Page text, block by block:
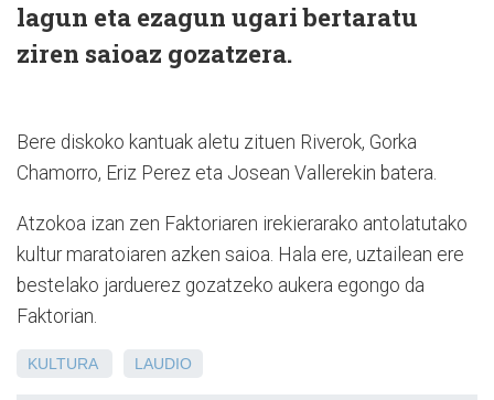
lagun eta ezagun ugari bertaratu
ziren saioaz gozatzera.
Bere diskoko kantuak aletu zituen Riverok, Gorka
Chamorro, Eriz Perez eta Josean Vallerekin batera.
Atzokoa izan zen Faktoriaren irekierarako antolatutako
kultur maratoiaren azken saioa. Hala ere, uztailean ere
bestelako jarduerez gozatzeko aukera egongo da
Faktorian.
KULTURA LAUDIO